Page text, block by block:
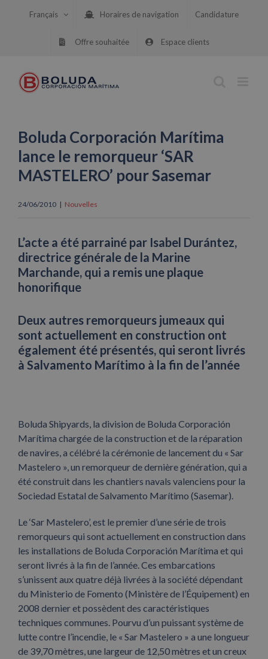
Français Horaires de navigation Candidature
Offre souhaitée Espace clients
Boluda Corporación Marítima
lance le remorqueur ‘SAR
MASTELERO’ pour Sasemar
24/06/2010 | Nouvelles
L’acte a été parrainé par Isabel Durántez,
directrice générale de la Marine
Marchande, qui a remis une plaque
honorifique
Deux autres remorqueurs jumeaux qui
sont actuellement en construction ont
également été présentés, qui seront livrés
à Salvamento Marítimo à la fin de l’année
Boluda Shipyards, la division de Boluda Corporación
Marítima chargée de la construction et de la réparation
de navires, a célébré la cérémonie de lancement du « Sar
Mastelero », un remorqueur de dernière génération, qui a
été construit dans les chantiers navals valenciens pour la
Sociedad Estatal de Salvamento Marítimo (Sasemar).
Le ‘Sar Mastelero’, est le premier d’une série de trois
remorqueurs qui sont actuellement en construction dans
les installations de Boluda Corporación Marítima et qui
seront livrés à la fin de l’année. Ces embarcations
s’unissent aux quatre déjà livrées à la société dépendant
du Ministerio de Fomento (Ministère de l’Équipement) en
2008 dernier et possèdent des caractéristiques
techniques communes. Pourvu d’un puissant système de
lutte contre l’incendie, le « Sar Mastelero » a une longueur
de 39,70 mètres, une largeur de 12,50 mètres et un creux